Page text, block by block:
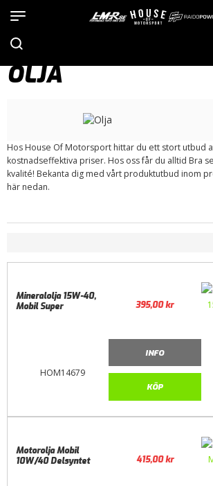
>Motor / Tillbehör
OLJA
Hos House Of Motorsport hittar du ett stort utbud
kostnadseffektiva priser. Hos oss får du alltid Bra
kvalité! Bekanta dig med vårt produktutbud inom
här nedan.
HOM14679
Mineralolja 15W-40,
Mobil Super
395,00kr
INFO
KÖP
Motorolja Mobil
10W/40 Delsyntet
415,00kr